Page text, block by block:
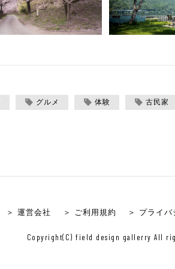
グルメ 体験 古民家
＞ 運営会社 ＞ ご利用規約 ＞ プライバ
Copyright(C) field design gallerry All